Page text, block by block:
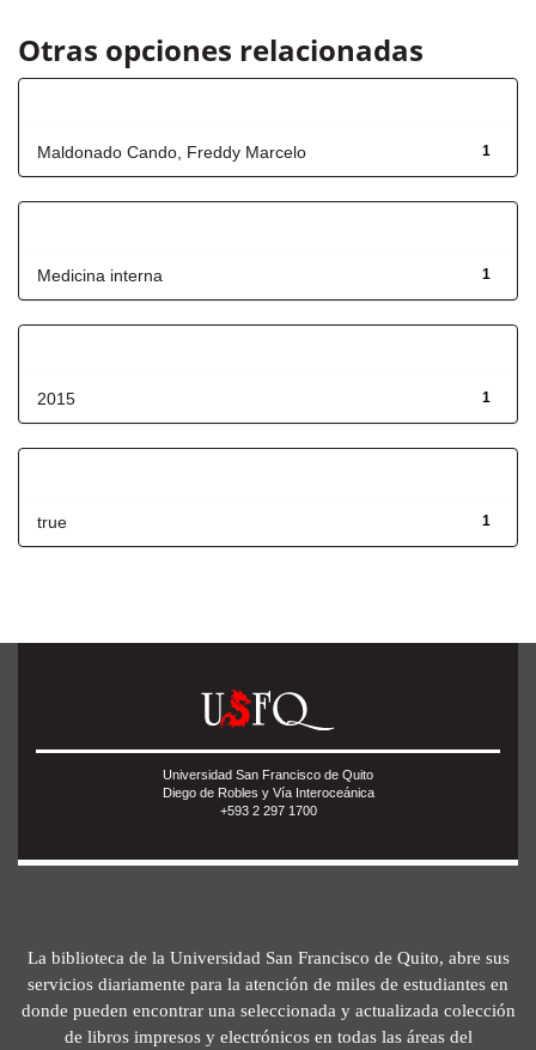
Otras opciones relacionadas
1
Maldonado Cando, Freddy Marcelo
1
Medicina interna
1
2015
1
true
Universidad San Francisco de Quito
Diego de Robles y Vía Interoceánica
+593 2 297 1700
La biblioteca de la Universidad San Francisco de Quito, abre sus
servicios diariamente para la atención de miles de estudiantes en
donde pueden encontrar una seleccionada y actualizada colección
de libros impresos y electrónicos en todas las áreas del